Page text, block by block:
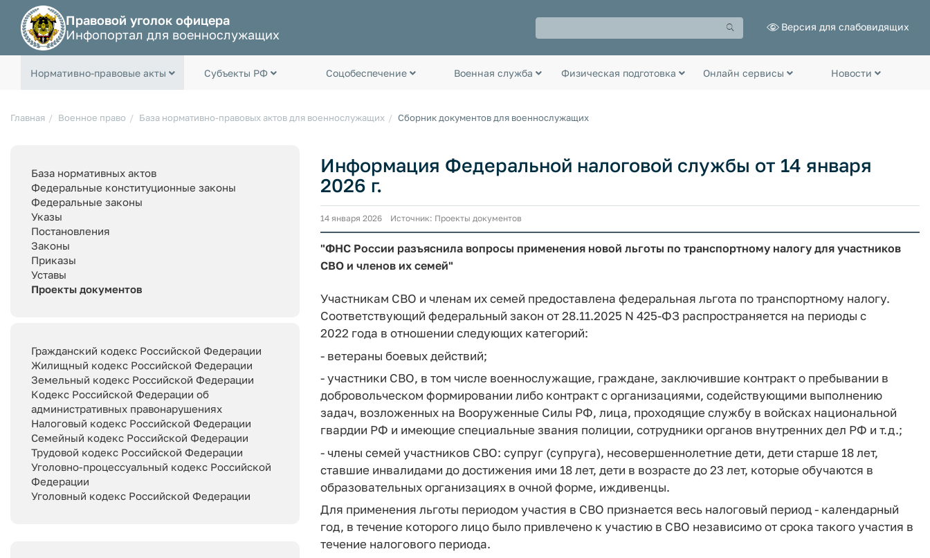
Правовой уголок офицера
Инфопортал для военнослужащих
Версия для слабовидящих
Нормативно-правовые акты Субъекты РФ Соцобеспечение Военная служба Физическая подготовка Онлайн сервисы Новости
Главная Военное право База нормативно-правовых актов для военнослужащих Сборник документов для военнослужащих
База нормативных актов
Федеральные конституционные законы
Федеральные законы
Указы
Постановления
Законы
Приказы
Уставы
Проекты документов
Гражданский кодекс Российской Федерации
Жилищный кодекс Российской Федерации
Земельный кодекс Российской Федерации
Кодекс Российской Федерации об
административных правонарушениях
Налоговый кодекс Российской Федерации
Семейный кодекс Российской Федерации
Трудовой кодекс Российской Федерации
Уголовно-процессуальный кодекс Российской
Федерации
Уголовный кодекс Российской Федерации
Информация Федеральной налоговой службы от 14 января
2026 г.
14 января 2026 Источник: Проекты документов
"ФНС России разъяснила вопросы применения новой льготы по транспортному налогу для участников
СВО и членов их семей"
Участникам СВО и членам их семей предоставлена федеральная льгота по транспортному налогу.
Соответствующий федеральный закон от 28.11.2025 N 425-ФЗ распространяется на периоды с
2022 года в отношении следующих категорий:
- ветераны боевых действий;
- участники СВО, в том числе военнослужащие, граждане, заключившие контракт о пребывании в
добровольческом формировании либо контракт с организациями, содействующими выполнению
задач, возложенных на Вооруженные Силы РФ, лица, проходящие службу в войсках национальной
гвардии РФ и имеющие специальные звания полиции, сотрудники органов внутренних дел РФ и т.д.;
- члены семей участников СВО: супруг (супруга), несовершеннолетние дети, дети старше 18 лет,
ставшие инвалидами до достижения ими 18 лет, дети в возрасте до 23 лет, которые обучаются в
образовательных организациях в очной форме, иждивенцы.
Для применения льготы периодом участия в СВО признается весь налоговый период - календарный
год, в течение которого лицо было привлечено к участию в СВО независимо от срока такого участия в
течение налогового периода.